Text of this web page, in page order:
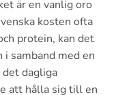
är en vanlig oro
kosten ofta
protein, kan det
samband med en
dagliga
att hålla sig till en